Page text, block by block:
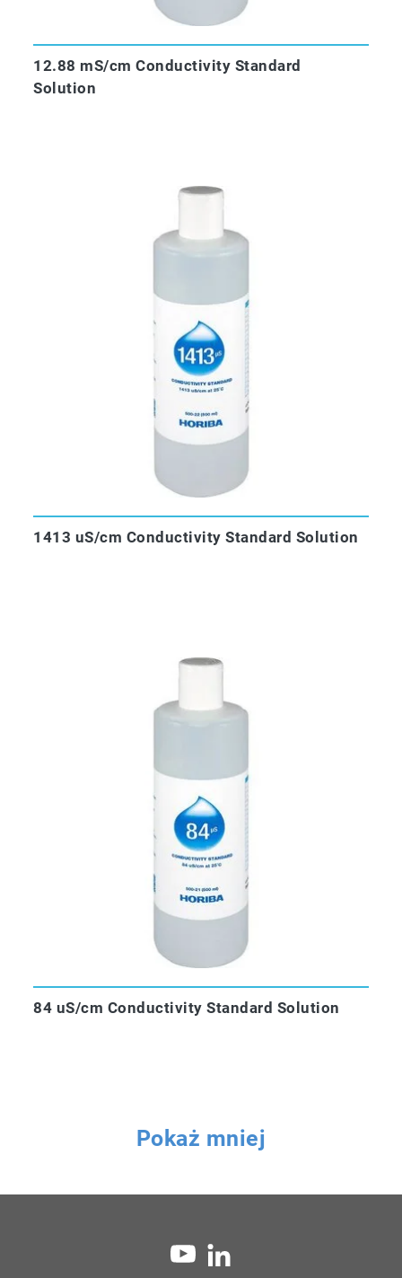
12.88 mS/cm Conductivity Standard
Solution
1413 uS/cm Conductivity Standard Solution
84 uS/cm Conductivity Standard Solution
Pokaż mniej